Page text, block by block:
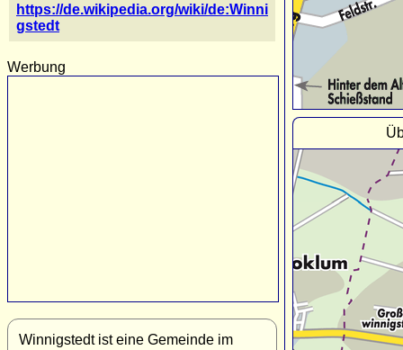
https://de.wikipedia.org/wiki/de:Winni
gstedt
Werbung
Winnigstedt ist eine Gemeinde im